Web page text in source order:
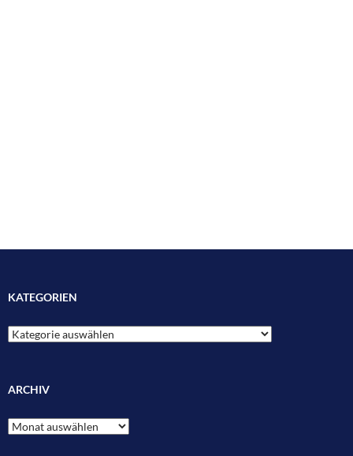
KATEGORIEN
Kategorien
ARCHIV
Archiv